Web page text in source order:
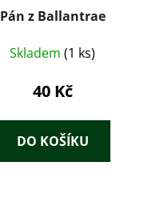
Pán z Ballantrae
Skladem (1 ks)
40 Kč
DO KOŠÍKU